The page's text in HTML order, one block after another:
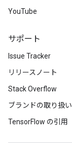
YouTube
サポート
Issue Tracker
リリースノート
Stack Overflow
ブランドの取り扱
TensorFlow の引用